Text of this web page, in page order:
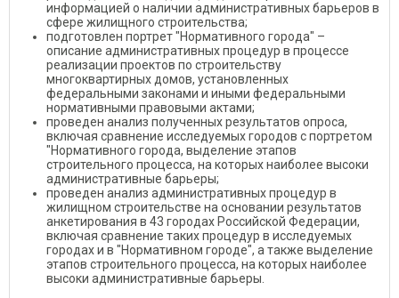
информацией о наличии административных барьеров в
сфере жилищного строительства;
подготовлен портрет "Нормативного города" –
описание административных процедур в процессе
реализации проектов по строительству
многоквартирных домов, установленных
федеральными законами и иными федеральными
нормативными правовыми актами;
проведен анализ полученных результатов опроса,
включая сравнение исследуемых городов с портретом
"Нормативного города, выделение этапов
строительного процесса, на которых наиболее высоки
административные барьеры;
проведен анализ административных процедур в
жилищном строительстве на основании результатов
анкетирования в 43 городах Российской Федерации,
включая сравнение таких процедур в исследуемых
городах и в "Нормативном городе", а также выделение
этапов строительного процесса, на которых наиболее
высоки административные барьеры.